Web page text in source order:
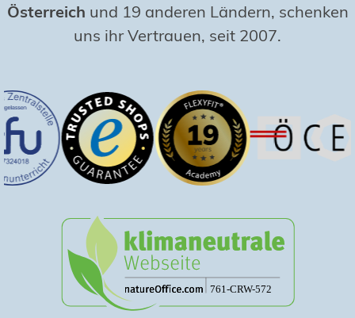
Österreich und 19 anderen Ländern, schenken
uns ihr Vertrauen, seit 2007.